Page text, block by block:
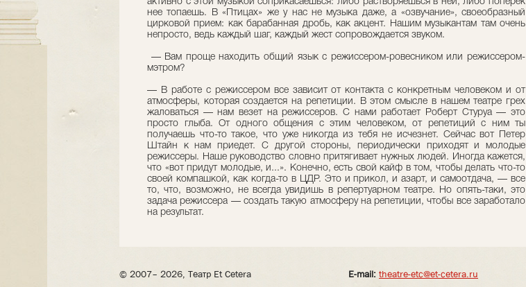
нее топаешь. В «Птицах» же у нас не музыка даже, а «озвучание», своеобразный
цирковой прием: как барабанная дробь, как акцент. Нашим музыкантам там очень
непросто, ведь каждый шаг, каждый жест сопровождается звуком.
— Вам проще находить общий язык с режиссером-ровесником или режиссером-
мэтром?
— В работе с режиссером все зависит от контакта с конкретным человеком и от
атмосферы, которая создается на репетиции. В этом смысле в нашем театре грех
жаловаться — нам везет на режиссеров. С нами работает Роберт Стуруа — это
просто глыба. От одного общения с этим человеком, от репетиций с ним ты
получаешь что-то такое, что уже никогда из тебя не исчезнет. Сейчас вот Петер
Штайн к нам приедет. С другой стороны, периодически приходят и молодые
режиссеры. Наше руководство словно притягивает нужных людей. Иногда кажется,
что «вот придут молодые, и...». Конечно, есть свой кайф в том, чтобы делать что-то
своей компашкой, как когда-то в ЦДР. Это и прикол, и азарт, и самоотдача, — все
то, что, возможно, не всегда увидишь в репертуарном театре. Но опять-таки, это
задача режиссера — создать такую атмосферу на репетиции, чтобы все заработало
на результат.
© 2007– 2026, Театр Et Cetera E-mail: theatre-etc@et-cetera.ru